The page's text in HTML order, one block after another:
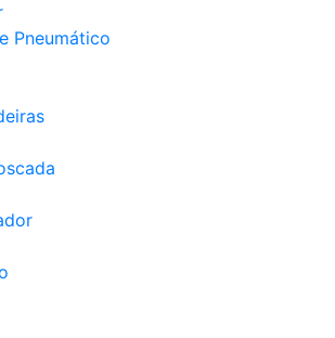
Pneumático